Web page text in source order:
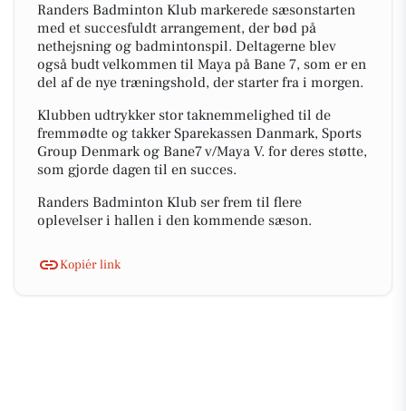
Randers Badminton Klub markerede sæsonstarten
med et succesfuldt arrangement, der bød på
nethejsning og badmintonspil. Deltagerne blev
også budt velkommen til Maya på Bane 7, som er en
del af de nye træningshold, der starter fra i morgen.
Klubben udtrykker stor taknemmelighed til de
fremmødte og takker Sparekassen Danmark, Sports
Group Denmark og Bane7 v/Maya V. for deres støtte,
som gjorde dagen til en succes.
Randers Badminton Klub ser frem til flere
oplevelser i hallen i den kommende sæson.
Kopiér link